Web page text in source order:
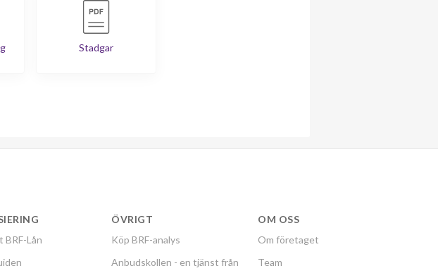
Stadgar
BRF-Lån
ÖVRIGT
Köp BRF-analys
Anbudskollen - en tjänst från
OM OSS
Om företaget
Team